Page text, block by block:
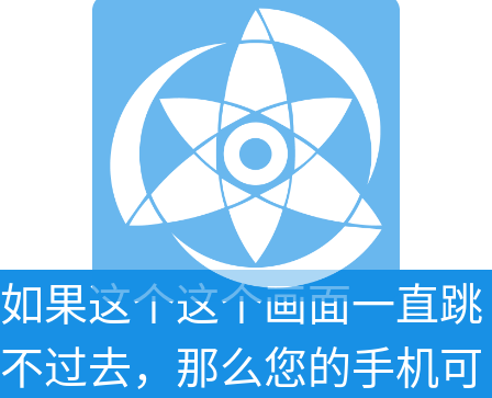
如果这个这个画面一直跳
不过去，那么您的手机可